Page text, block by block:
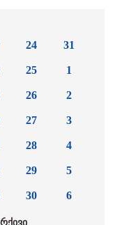
24
25
26
27
28
29
30
31
1
2
3
4
5
6